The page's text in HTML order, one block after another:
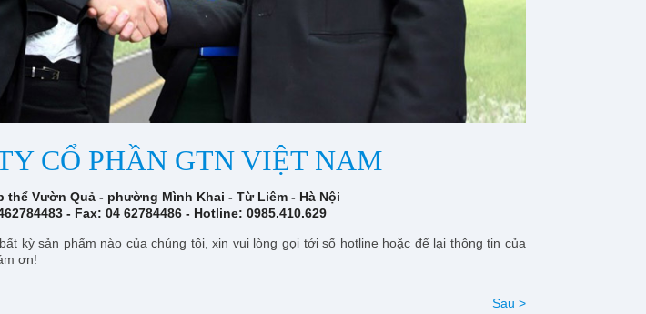
CỔ PHẦN GTN VIỆT NAM
thể Vườn Quả - phường Mình Khai - Từ Liêm - Hà Nội
- Fax: 04 62784486 - Hotline: 0985.410.629
kỳ sản phẩm nào của chúng tôi, xin vui lòng gọi tới số hotline hoặc để lại thông tin của
ơn!
Sau >